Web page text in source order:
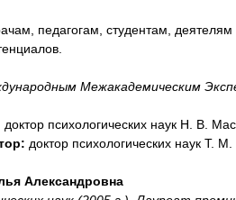
педагогам, студентам,
Межакадемическим
доктор психологических наук Н. В.
доктор психологических наук Т. М.
Александровна